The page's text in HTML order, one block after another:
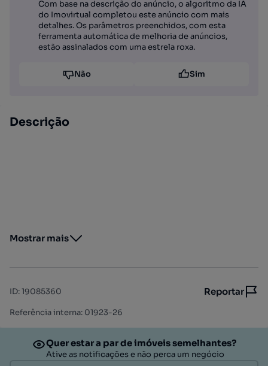
Com base na descrição do anúncio, o algoritmo da IA
do Imovirtual completou este anúncio com mais
detalhes. Os parâmetros preenchidos, com esta
ferramenta automática de melhoria de anúncios,
estão assinalados com uma estrela roxa.
Não Sim
Descrição
Mostrar mais
ID:19085360 Reportar
Referência interna: 01923-26
Quer estar a par de imóveis semelhantes?
Ative as notificações e não perca um negócio